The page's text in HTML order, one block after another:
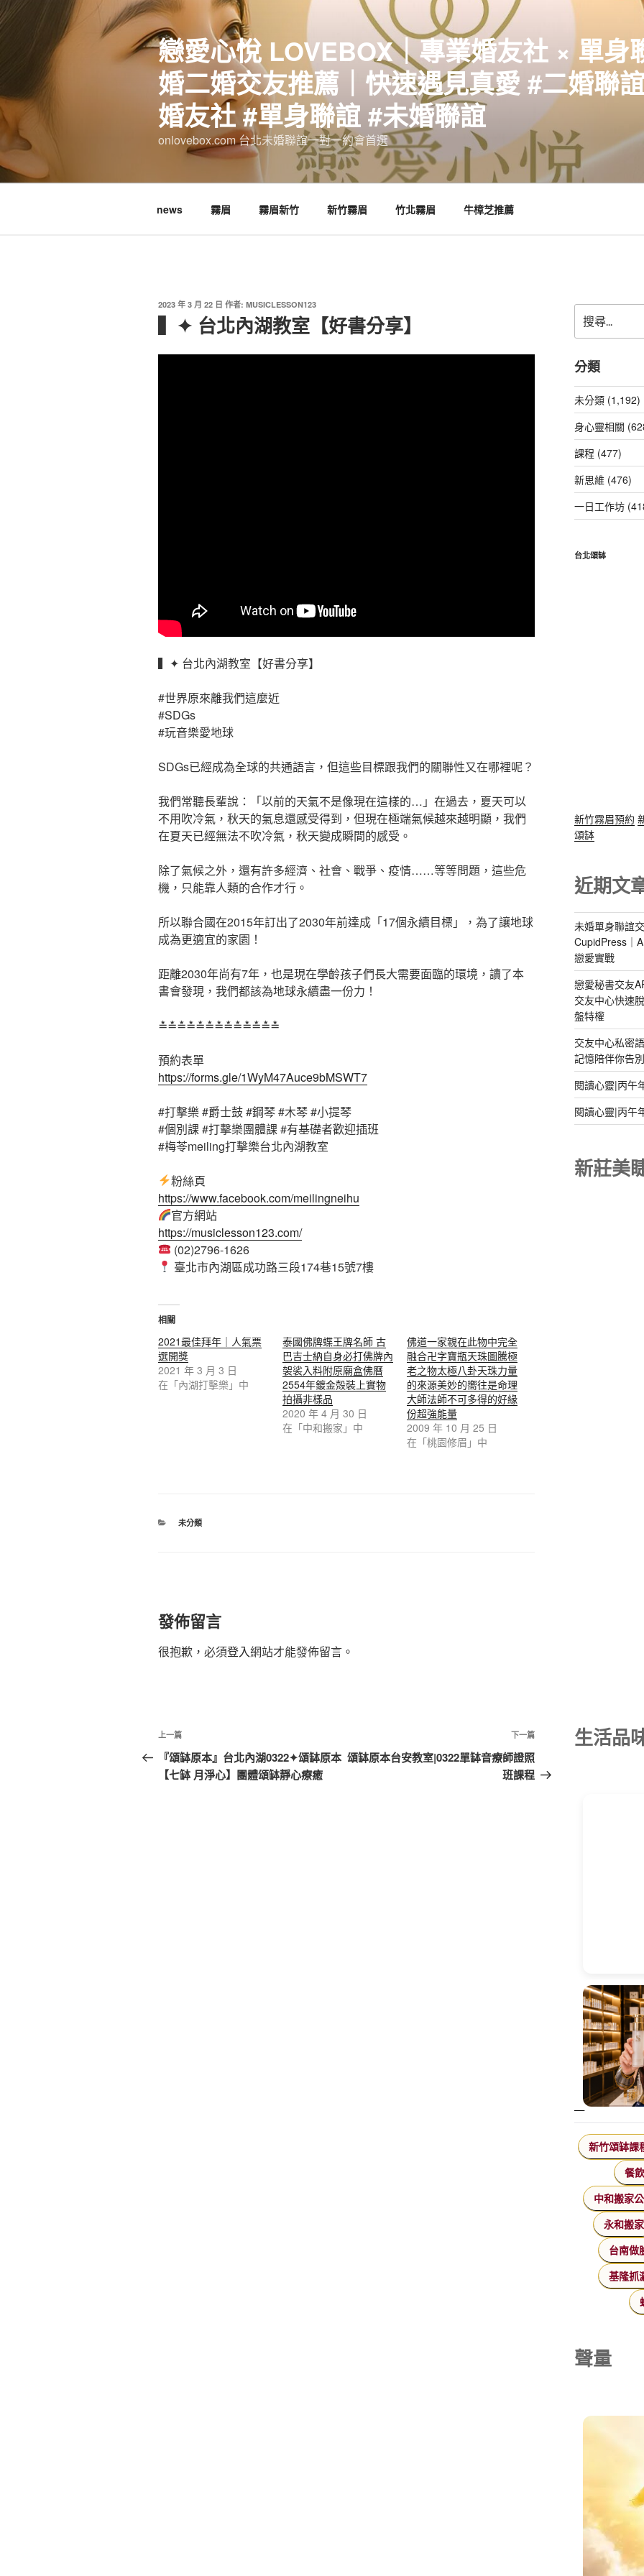
跳
至
容
戀愛心悅 LOVEBOX｜專業婚友社 × 單身
婚二婚交友推薦｜快速遇見真愛 #二婚聯
婚友社 #單身聯誼 #未婚聯誼
onlovebox.com 台北未婚聯誼一對一約會首選
news 霧眉 霧眉新竹 新竹霧眉 竹北霧眉 牛樟芝推薦
發
佈
2023 年 3 月 22 日 作者: MUSICLESSON123
▍✦ 台北內湖教室【好書分享】
▍✦ 台北內湖教室【好書分享】
#世界原來離我們這麼近
#SDGs
#玩音樂愛地球
SDGs已經成為全球的共通語言，但這些目標跟我們的關聯性又在哪裡呢？
我們常聽長輩說：「以前的天氣不是像現在這樣的…」在過去，夏天可以
不用吹冷氣，秋天的氣息還感受得到，但現在極端氣候越來越明顯，我們
在夏天已經無法不吹冷氣，秋天變成瞬間的感受。
除了氣候之外，還有許多經濟、社會、戰爭、疫情……等等問題，這些危
機，只能靠人類的合作才行。
所以聯合國在2015年訂出了2030年前達成「17個永續目標」，為了讓地球
成為更適宜的家園！
距離2030年尚有7年，也是現在學齡孩子們長大需要面臨的環境，讀了本
書會發現，我們都該為地球永續盡一份力！
≛≛≛≛≛≛≛≛≛≛≛≛≛
預約表單
https://forms.gle/1WyM47Auce9bMSWT7
#打擊樂#爵士鼓#鋼琴#木琴#小提琴
#個別課#打擊樂團體課#有基礎者歡迎插班
#梅苓meiling打擊樂台北內湖教室
粉絲頁
https://www.facebook.com/meilingneihu
官方網站
https://musiclesson123.com/
(02)2796-1626
臺北市內湖區成功路三段174巷15號7樓
相關
2021最佳拜年｜人氣票
選開獎
2021 年 3 月 3 日
在「內湖打擊樂」中
泰國佛牌蝶王牌名師 古
巴吉士納自身必打佛牌內
袈裟入料附原廟盒佛曆
2554年鍍金殻裝上實物
拍攝非樣品
2020 年 4 月 30 日
在「中和搬家」中
佛道一家親在此物中完全
融合卍字寶瓶天珠圖騰極
老之物太極八卦天珠力量
的來源美妙的嚮往是命理
大師法師不可多得的好緣
份超強能量
2009 年 10 月 25 日
在「桃園修眉」中
分
未分類
發佈留言
很抱歉，必須登入網站才能發佈留言。
文
章
導
上
一
篇
上一篇
『頌缽原本』台北內湖0322✦頌缽原本
【七缽 月淨心】團體頌缽靜心療癒
下
一
篇
下一篇
頌缽原本台安教室|0322單缽音療師證照
班課程
尋
關
鍵
字:
分類
未分類 (1,192)
身心靈相關
課程 (477)
新思維 (476)
一日工作坊
台北頌缽
新竹霧眉預約
頌缽
近期文
未婚單身聯誼
CupidPress｜
戀愛實戰
戀愛秘書交友
交友中心快速
盤特權
交友中心私密
記憶陪伴你告
閱讀心靈|丙午
閱讀心靈|丙午
新莊美
生活品
新竹頌缽課
餐
中和搬家
永和搬家
台南做
基隆抓
聲量